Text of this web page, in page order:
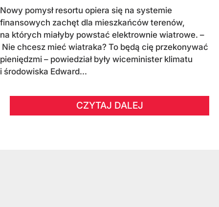
Nowy pomysł resortu opiera się na systemie
finansowych zachęt dla mieszkańców terenów,
na których miałyby powstać elektrownie wiatrowe. –
Nie chcesz mieć wiatraka? To będą cię przekonywać
pieniędzmi – powiedział były wiceminister klimatu
i środowiska Edward...
CZYTAJ DALEJ